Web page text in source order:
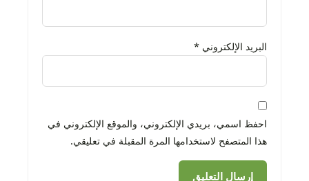
البريد الإلكتروني *
احفظ اسمي، بريدي الإلكتروني، والموقع الإلكتروني في
هذا المتصفح لاستخدامها المرة المقبلة في تعليقي.